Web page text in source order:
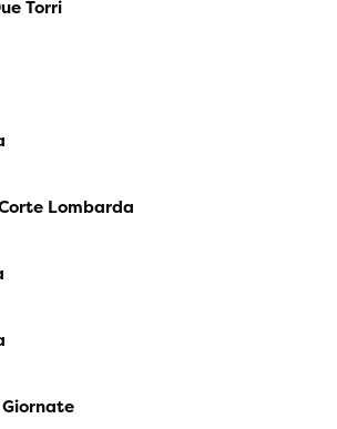
Torri
Lombarda